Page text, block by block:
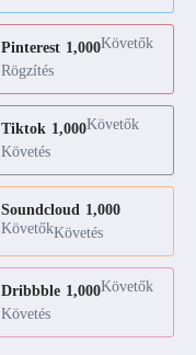
Pinterest 1,000Követők
Rögzítés
Tiktok 1,000Követők
Követés
Soundcloud 1,000
KövetőkKövetés
Dribbble 1,000Követők
Követés